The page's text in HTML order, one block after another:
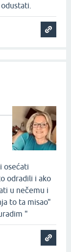
osećati
odradili i ako
u nečemu i
to ta misao"
"